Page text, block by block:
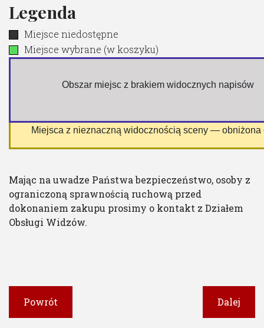
Legenda
Miejsce niedostępne
Miejsce wybrane (w koszyku)
Obszar miejsc z brakiem widocznych napisów
Miejsca z nieznaczną widocznością sceny — obniżona
Mając na uwadze Państwa bezpieczeństwo, osoby z
ograniczoną sprawnością ruchową przed
dokonaniem zakupu prosimy o kontakt z Działem
Obsługi Widzów.
Powrót Dalej